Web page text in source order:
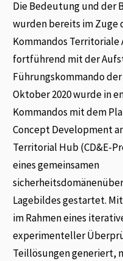
Die Bedeutung und der
wurden bereits im Zuge
Kommandos
fortführend mit der
Führungskommando
Oktober 2020 wurde in
Kommandos mit dem
Concept Development
Territorial Hub (CD&E-
eines gemeinsamen
Lagebildes gestartet.
im Rahmen eines
experimenteller
Teillösungen generiert,